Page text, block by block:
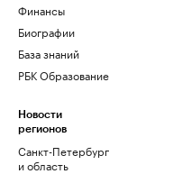
Финансы
Биографии
База знаний
РБК Образование
Новости
регионов
Санкт-Петербург
и область